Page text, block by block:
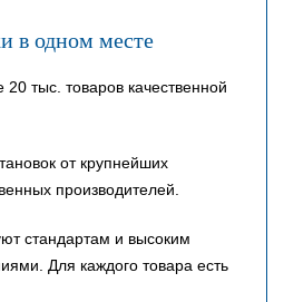
в одном месте
тыс. товаров качественной
от крупнейших
производителей.
стандартам и высоким
Для каждого товара есть